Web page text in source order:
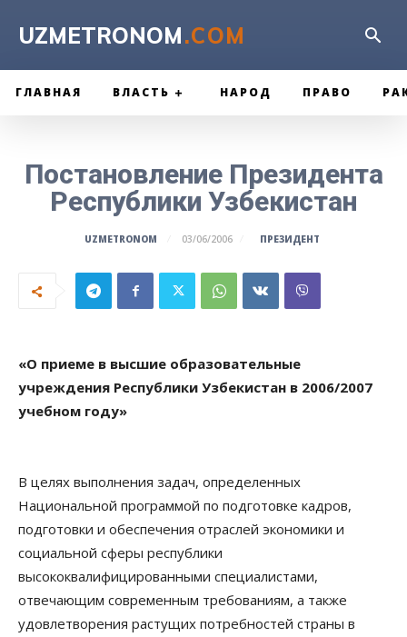
UZMETRONOM.COM
ГЛАВНАЯ ВЛАСТЬ НАРОД ПРАВО
Постановление Президента
Республики Узбекистан
UZMETRONOM 03/06/2006 ПРЕЗИДЕНТ
«О приеме в высшие образовательные
учреждения Республики Узбекистан в 2006/2007
учебном году»
В целях выполнения задач, определенных
Национальной программой по подготовке кадров,
подготовки и обеспечения отраслей экономики и
социальной сферы республики
высококвалифицированными специалистами,
отвечающим современным требованиям, а также
удовлетворения растущих потребностей страны в